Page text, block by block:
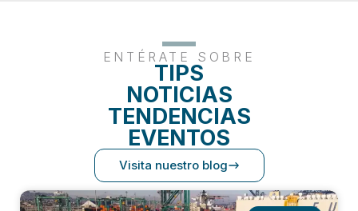
ENTÉRATE SOBRE
TIPS
NOTICIAS
TENDENCIAS
EVENTOS
Visita nuestro blog